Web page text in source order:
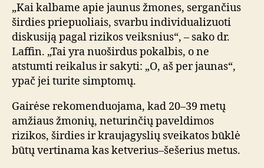
„Kai kalbame apie jaunus žmones, sergančius
širdies priepuoliais, svarbu individualizuoti
diskusiją pagal rizikos veiksnius“, – sako dr.
Laffin. „Tai yra nuoširdus pokalbis, o ne
atstumti reikalus ir sakyti: „O, aš per jaunas“,
ypač jei turite simptomų.
Gairėse rekomenduojama, kad 20–39 metų
amžiaus žmonių, neturinčių paveldimos
rizikos, širdies ir kraujagyslių sveikatos būklė
būtų vertinama kas ketverius–šešerius metus.